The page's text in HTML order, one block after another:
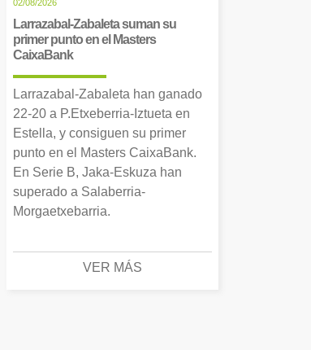
02/08/2026
Larrazabal-Zabaleta suman su
primer punto en el Masters
CaixaBank
Larrazabal-Zabaleta han ganado
22-20 a P.Etxeberria-Iztueta en
Estella, y consiguen su primer
punto en el Masters CaixaBank.
En Serie B, Jaka-Eskuza han
superado a Salaberria-
Morgaetxebarria.
VER MÁS